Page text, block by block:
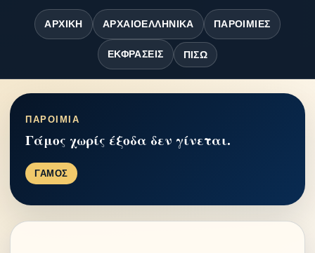
ΑΡΧΙΚΉ ΑΡΧΑΙΟΕΛΛΗΝΙΚΆ ΠΑΡΟΙΜΊΕΣ
ΕΚΦΡΆΣΕΙΣ ΠΊΣΩ
ΠΑΡΟΙΜΙΑ
Γάμος χωρίς έξοδα δεν γίνεται.
ΓΑΜΟΣ